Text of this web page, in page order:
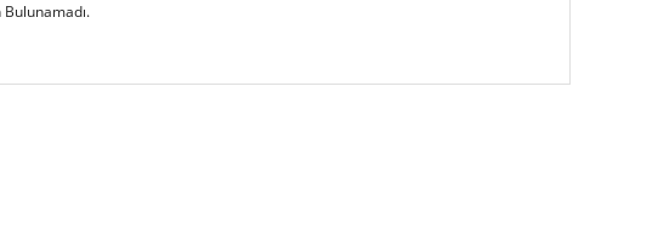
Bulunamadı.